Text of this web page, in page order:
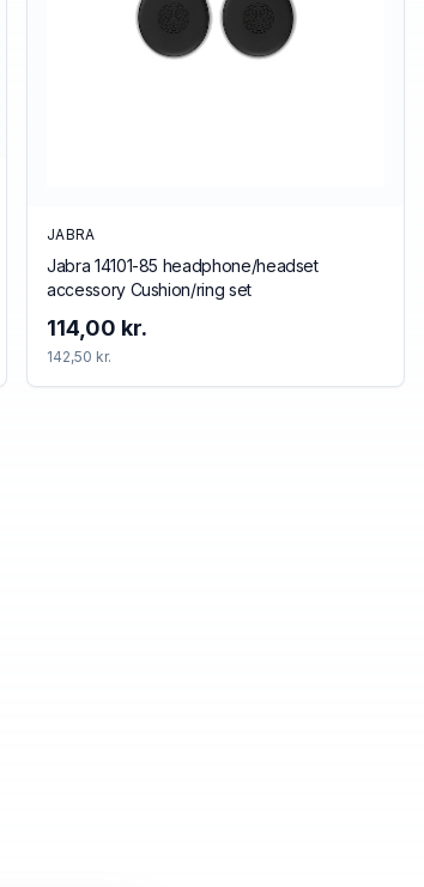
JABRA
Jabra 14101-85 headphone/headset
accessory Cushion/ring set
114,00 kr.
142,50 kr.